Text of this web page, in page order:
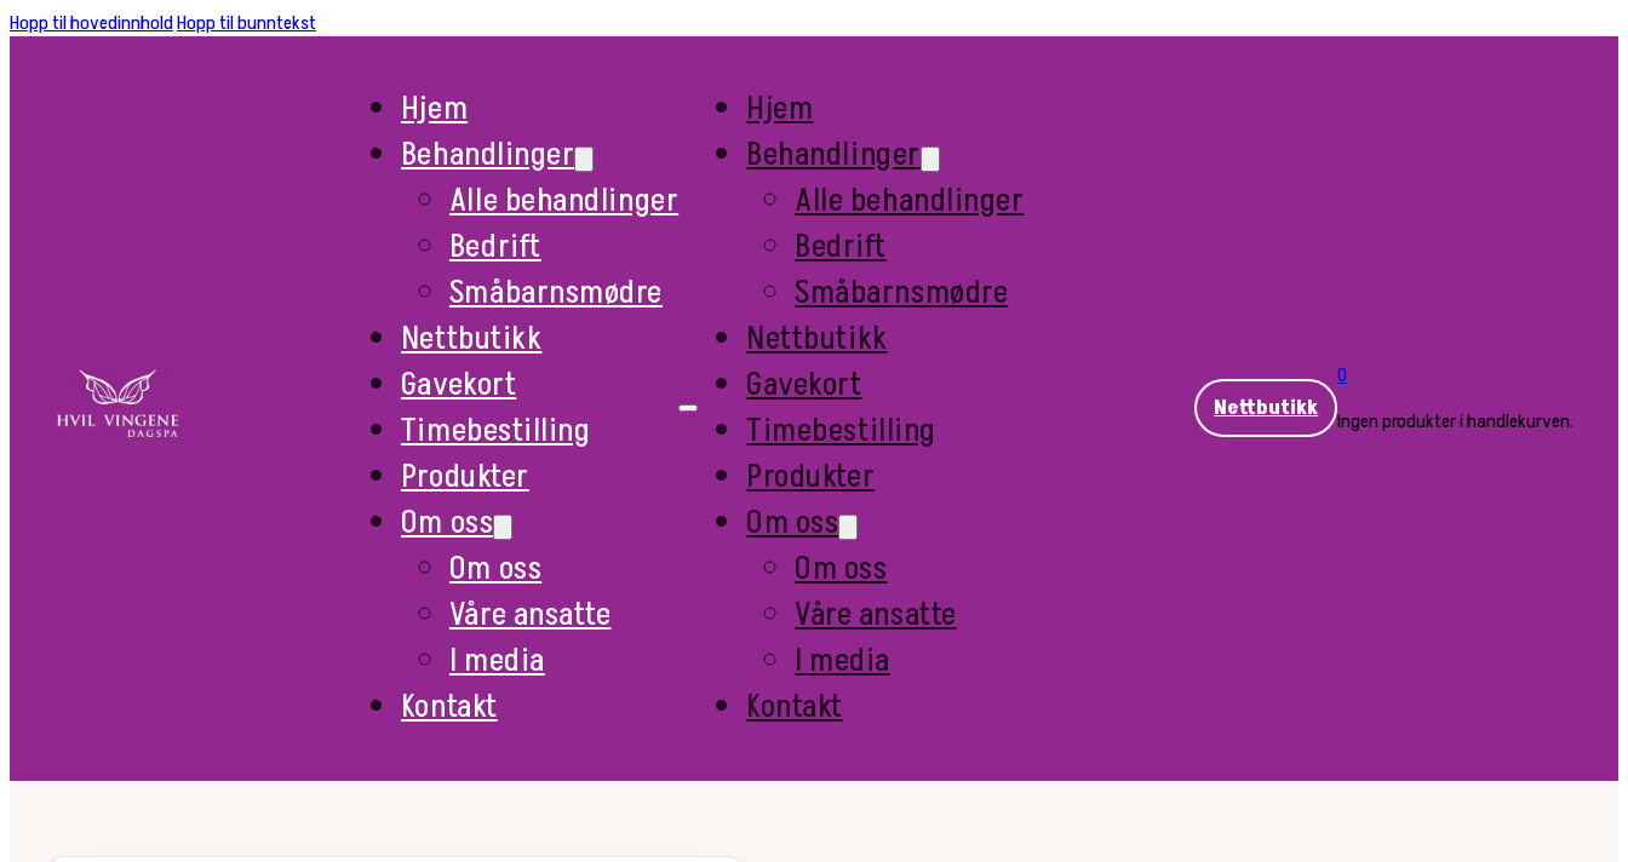
Hopp til hovedinnholdHopp til bunntekst
Hjem
Behandlinger
Alle behandlinger
Bedrift
Småbarnsmødre
Nettbutikk
Gavekort
Timebestilling
Produkter
Om oss
Om oss
Våre ansatte
I media
Kontakt
Hjem
Behandlinger
Alle behandlinger
Bedrift
Småbarnsmødre
Nettbutikk
Gavekort
Timebestilling
Produkter
Om oss
Om oss
Våre ansatte
I media
Kontakt
Nettbutikk
0
Ingen produkter i handlekurven.